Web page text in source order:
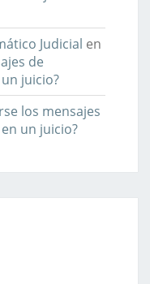
Judicial en
de
juicio?
los mensajes
un juicio?